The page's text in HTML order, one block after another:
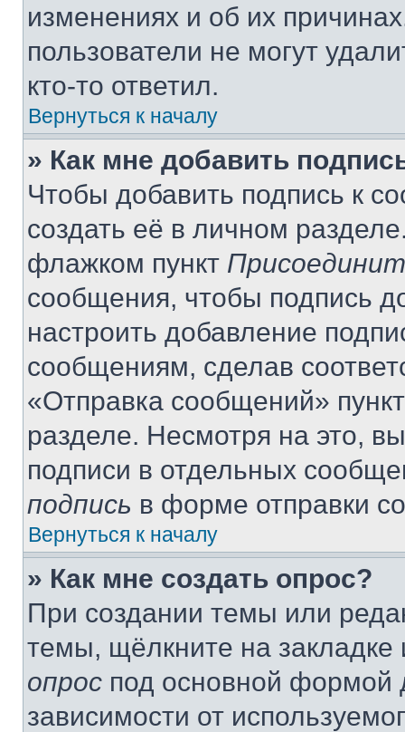
изменениях и об их
пользователи не могут
кто-то ответил.
Вернуться к началу
» Как мне добавить
Чтобы добавить подпись к
создать её в личном
флажком пункт
сообщения, чтобы подпись
настроить добавление
сообщениям, сделав
«Отправка сообщений»
разделе. Несмотря на это,
подписи в отдельных
подпись в форме отправки
Вернуться к началу
» Как мне создать опрос?
При создании темы или
темы, щёлкните на
опрос под основной формой
зависимости от